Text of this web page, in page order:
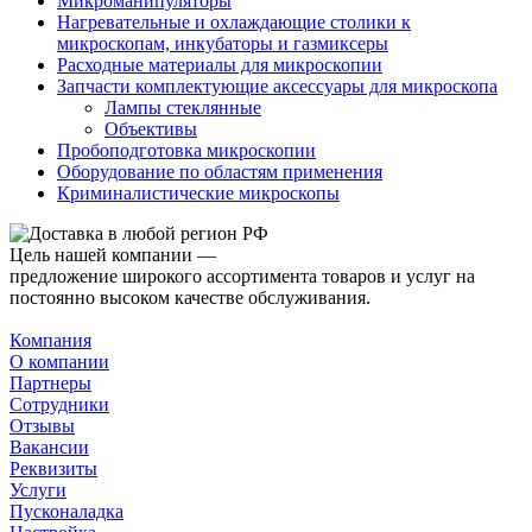
Нагревательные и охлаждающие столики к
микроскопам, инкубаторы и газмиксеры
Расходные материалы для микроскопии
Запчасти комплектующие аксессуары для микроскопа
Лампы стеклянные
Объективы
Пробоподготовка микроскопии
Оборудование по областям применения
Криминалистические микроскопы
Цель нашей компании —
предложение широкого ассортимента товаров и услуг на
постоянно высоком качестве обслуживания.
Компания
О компании
Партнеры
Сотрудники
Отзывы
Вакансии
Реквизиты
Услуги
Пусконаладка